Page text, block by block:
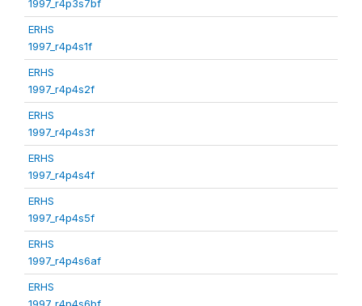
1997_r4p3s7bf
ERHS
1997_r4p4s1f
ERHS
1997_r4p4s2f
ERHS
1997_r4p4s3f
ERHS
1997_r4p4s4f
ERHS
1997_r4p4s5f
ERHS
1997_r4p4s6af
ERHS
1997_r4p4s6bf